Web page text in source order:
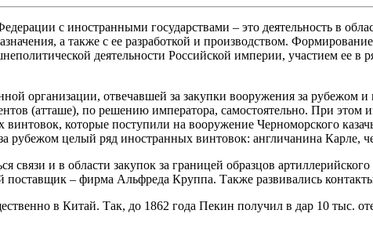
с иностранными государствами – это деятельность в
а также с ее разработкой и производством.
деятельности Российской империи, участием ее
организации, отвечавшей за закупки вооружения за рубежом
(атташе), по решению императора, самостоятельно. При этом
которые поступили на вооружение Черноморского
рубежом целый ряд иностранных винтовок: англичанина Карле,
связи и в области закупок за границей образцов
поставщик – фирма Альфреда Круппа. Также развивались
в Китай. Так, до 1862 года Пекин получил в дар 10 тыс.